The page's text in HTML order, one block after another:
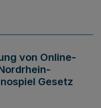
von Online-
Gesetz